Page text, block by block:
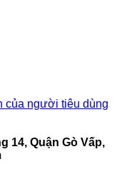
của người tiêu dùng
14, Quận Gò Vấp,